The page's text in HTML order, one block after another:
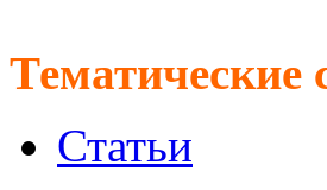
Тематические
Статьи